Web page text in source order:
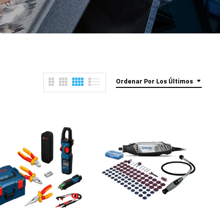
Ordenar Por Los Últimos